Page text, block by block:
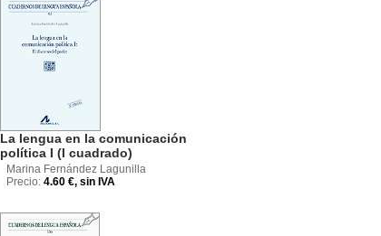
La lengua en la comunicación
política I (I cuadrado)
Marina Fernández Lagunilla
Precio: 4.60 €, sin IVA